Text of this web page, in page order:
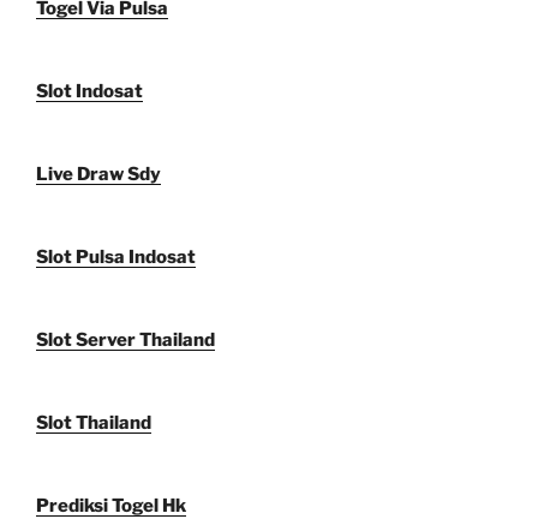
Togel Via Pulsa
Slot Indosat
Live Draw Sdy
Slot Pulsa Indosat
Slot Server Thailand
Slot Thailand
Prediksi Togel Hk